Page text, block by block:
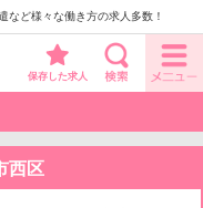
など様々な働き方の求人多数！
保存した求人
西区